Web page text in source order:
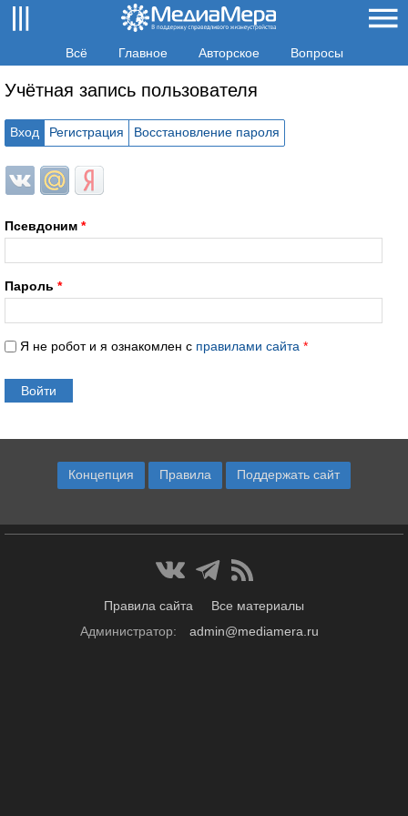
Всё Главное Авторское Вопросы
Учётная запись пользователя
Вход Регистрация Восстановление пароля
Login with ВКонтакте
Login with Mail.ru
Login with Яндекс
Псевдоним *
Пароль *
Я не робот и я ознакомлен с правилами сайта *
Концепция Правила Поддержать сайт
Правила сайта
Все материалы
Администратор:
admin@mediamera.ru